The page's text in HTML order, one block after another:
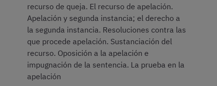
recurso de queja. El recurso de apelación.
Apelación y segunda instancia; el derecho a
la segunda instancia. Resoluciones contra las
que procede apelación. Sustanciación del
recurso. Oposición a la apelación e
impugnación de la sentencia. La prueba en la
apelación